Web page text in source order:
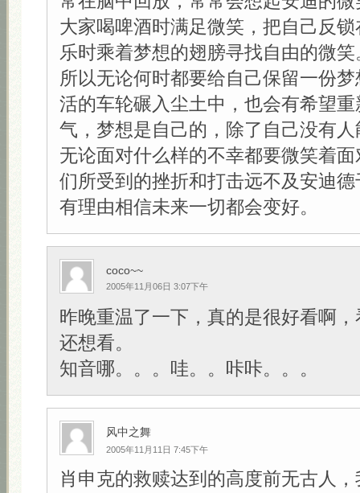
大家喝啤酒时满足微笑，把自己反
乐时乘着梦想的翅膀寻找自由的微笑
所以无论何时都要给自己保留一份
活的车轮碾入尘土中，也会有希望
气，梦想是自己的，除了自己没有
无论面对什么样的不幸都要微笑着
们所受到的挫折和打击远不及安迪
有理由相信未来一切都会变好。
coco~~
2005年11月06日 3:07下午
昨晚重温了一下，真的是很好看啊
还想看。
知音哪。。。哇。。咔咔。。。
风中之舞
2005年11月11日 7:45下午
肖申克的救赎达到的高度前无古人